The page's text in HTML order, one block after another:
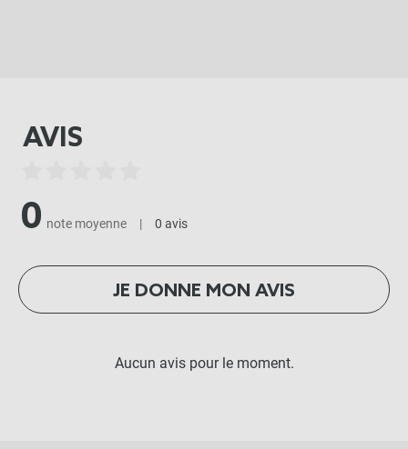
AVIS
0 note moyenne | 0 avis
JE DONNE MON AVIS
Aucun avis pour le moment.